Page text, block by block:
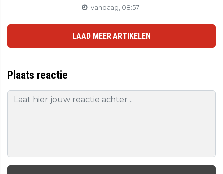
vandaag, 08:57
LAAD MEER ARTIKELEN
Plaats reactie